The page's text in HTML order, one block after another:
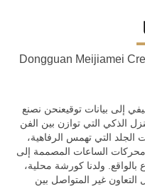
Dongguan Meijiamei
إلى بيانات توقيعنحن نصنع
الذكي التي توازن بين الفن
الجلد التي تهمس الرفاهية،
الساعات المصممة إلى
بالواقع. ولدنا كورشة محلية،
غير المتواصل بين